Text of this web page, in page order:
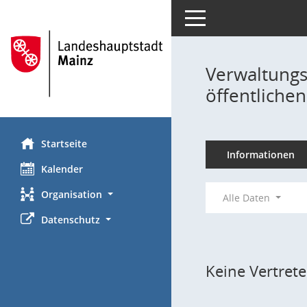
Startseite
Kalender
Organisation
Datenschutz
Toggle navigation
Informationen
Alle Daten
Keine